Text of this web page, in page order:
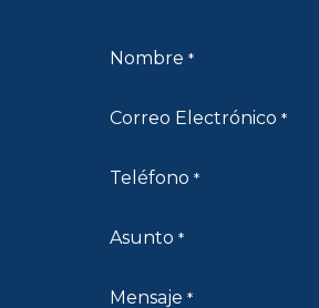
​Nombre *
Correo Electrónico *
Teléfono *
Asunto *
Mensaje *